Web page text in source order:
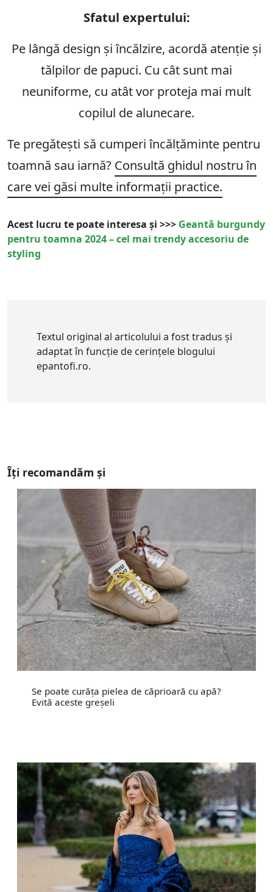
Sfatul expertului:
Pe lângă design și încălzire, acordă atenție și
tălpilor de papuci. Cu cât sunt mai
neuniforme, cu atât vor proteja mai mult
copilul de alunecare.
Te pregătești să cumperi încălțăminte pentru
toamnă sau iarnă? Consultă ghidul nostru în
care vei găsi multe informații practice.
Acest lucru te poate interesa și >>> Geantă burgundy
pentru toamna 2024 – cel mai trendy accesoriu de
styling
Textul original al articolului a fost tradus și
adaptat în funcție de cerințele blogului
epantofi.ro.
Îți recomandăm și
Se poate curăța pielea de căprioară cu apă?
Evită aceste greșeli